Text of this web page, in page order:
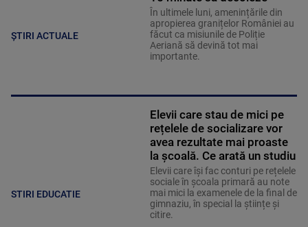
ȘTIRI ACTUALE
În ultimele luni, amenințările din
apropierea granițelor României au
făcut ca misiunile de Poliție
Aeriană să devină tot mai
importante.
STIRI EDUCATIE
Elevii care stau de mici pe
rețelele de socializare vor
avea rezultate mai proaste
la școală. Ce arată un studiu
Elevii care îşi fac conturi pe rețelele
sociale în școala primară au note
mai mici la examenele de la final de
gimnaziu, în special la științe și
citire.